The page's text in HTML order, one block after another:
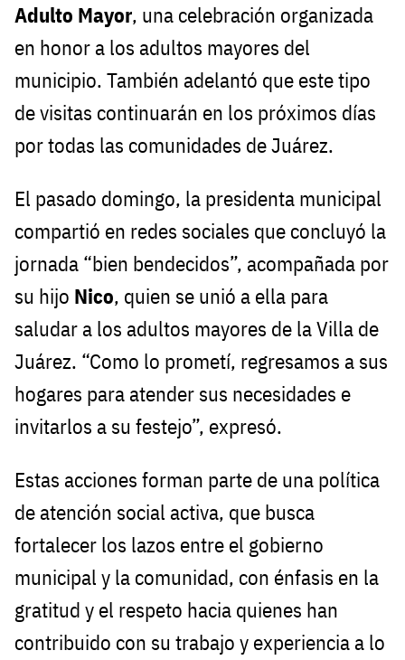
Adulto Mayor, una celebración organizada
en honor a los adultos mayores del
municipio. También adelantó que este tipo
de visitas continuarán en los próximos días
por todas las comunidades de Juárez.
El pasado domingo, la presidenta municipal
compartió en redes sociales que concluyó la
jornada “bien bendecidos”, acompañada por
su hijo Nico, quien se unió a ella para
saludar a los adultos mayores de la Villa de
Juárez. “Como lo prometí, regresamos a sus
hogares para atender sus necesidades e
invitarlos a su festejo”, expresó.
Estas acciones forman parte de una política
de atención social activa, que busca
fortalecer los lazos entre el gobierno
municipal y la comunidad, con énfasis en la
gratitud y el respeto hacia quienes han
contribuido con su trabajo y experiencia a lo